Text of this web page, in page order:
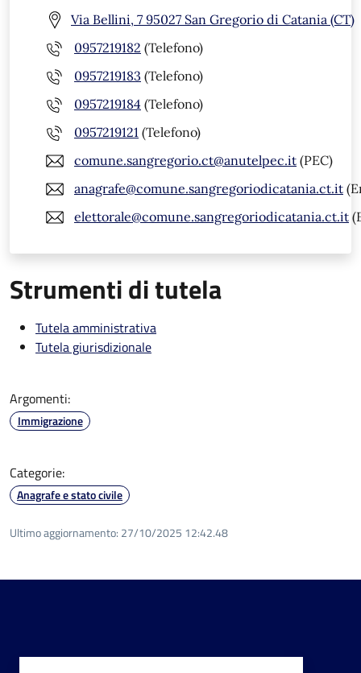
Via Bellini, 7 95027 San Gregorio di Catania (CT)
0957219182 (Telefono)
0957219183 (Telefono)
0957219184 (Telefono)
0957219121 (Telefono)
comune.sangregorio.ct@anutelpec.it (PEC)
anagrafe@comune.sangregoriodicatania.ct.it
elettorale@comune.sangregoriodicatania.ct.it
Strumenti di tutela
Tutela amministrativa
Tutela giurisdizionale
Argomenti:
Immigrazione
Categorie:
Anagrafe e stato civile
Ultimo aggiornamento: 27/10/2025 12:42.48